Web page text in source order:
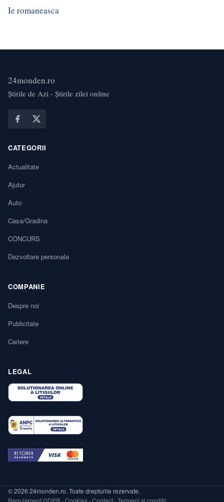
Ie romaneasca
24monden.ro
Știrile de Azi - Știrile zilei online
CATEGORII
Actualitate
Ajutor
Auto
Casa/Gradina
CONCURS
Dezvoltare personala
COMPANIE
Despre noi
Publicitate
Cariere
LEGAL
© 2026 24monden.ro. Toate drepturile rezervate.
Regulament GDPR ·Cookies ·Contact ·Termeni și condiții